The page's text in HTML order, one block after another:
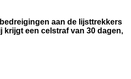
aan de lijsttrekkers
krijgt een celstraf van 30 dagen,